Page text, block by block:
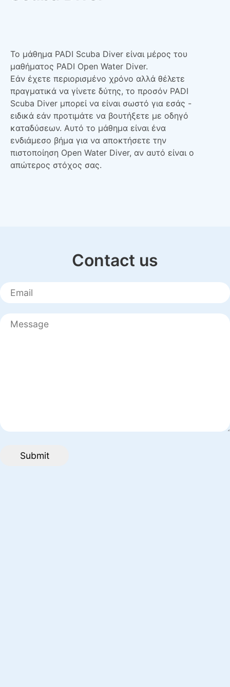
Το μάθημα PADI Scuba Diver είναι μέρος του
μαθήματος PADI Open Water Diver.
Εάν έχετε περιορισμένο χρόνο αλλά θέλετε
πραγματικά να γίνετε δύτης, το προσόν PADI
Scuba Diver μπορεί να είναι σωστό για εσάς -
ειδικά εάν προτιμάτε να βουτήξετε με οδηγό
καταδύσεων. Αυτό το μάθημα είναι ένα
ενδιάμεσο βήμα για να αποκτήσετε την
πιστοποίηση Open Water Diver, αν αυτό είναι ο
απώτερος στόχος σας.
Contact us